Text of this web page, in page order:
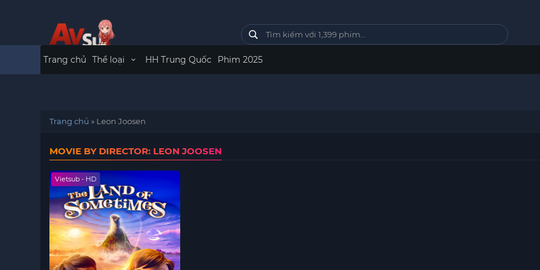
Trang chủ Thể loại HH Trung Quốc Phim 2025
Trang chủ » Leon Joosen
MOVIE BY DIRECTOR: LEON JOOSEN
Vietsub - HD